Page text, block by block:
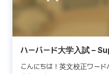
ハーバード大学入試 –
こんにちは！英文校正ワー